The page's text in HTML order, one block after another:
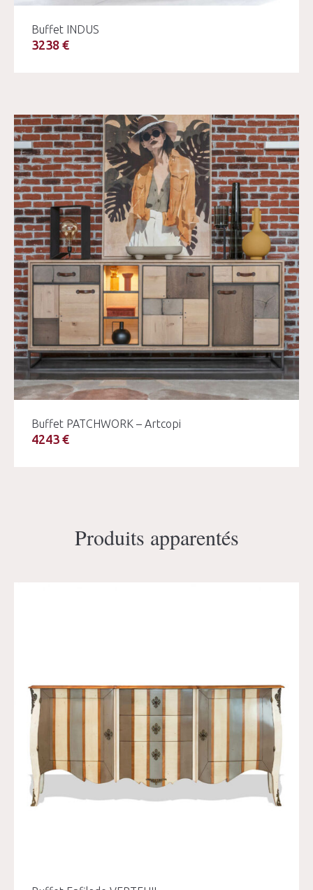
Buffet INDUS
3238 €
Buffet PATCHWORK – Artcopi
4243 €
Produits apparentés